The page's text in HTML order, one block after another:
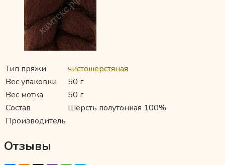
Тип пряжи
чистошерстяная
Вес упаковки
50 г
Вес мотка
50 г
Состав
Шерсть полутонкая 100%
Производитель
Отзывы